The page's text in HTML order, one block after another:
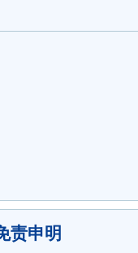
责申明